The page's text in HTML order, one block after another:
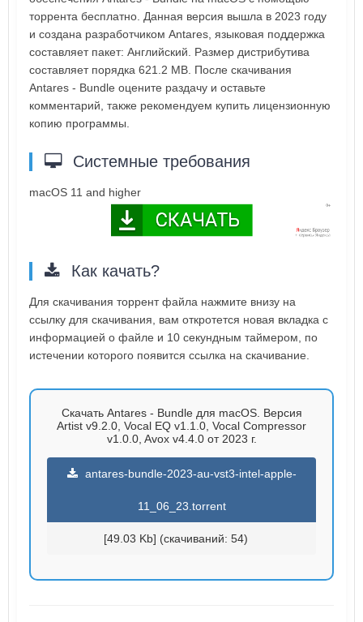
торрента бесплатно. Данная версия вышла в 2023 году
и создана разработчиком Antares, языковая поддержка
составляет пакет: Английский. Размер дистрибутива
составляет порядка 621.2 MB. После скачивания
Antares - Bundle оцените раздачу и оставьте
комментарий, также рекомендуем купить лицензионную
копию программы.
Системные требования
macOS 11 and higher
Как качать?
Для скачивания торрент файла нажмите внизу на
ссылку для скачивания, вам откротется новая вкладка с
информацией о файле и 10 секундным таймером, по
истечении которого появится ссылка на скачивание.
Скачать Antares - Bundle для macOS. Версия
Artist v9.2.0, Vocal EQ v1.1.0, Vocal Compressor
v1.0.0, Avox v4.4.0 от 2023 г.
antares-bundle-2023-au-vst3-intel-apple-
11_06_23.torrent
[49.03 Kb] (cкачиваний: 54)